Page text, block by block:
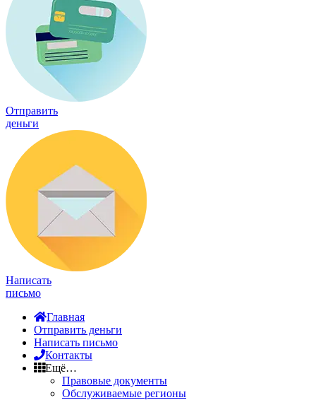
Отправить
деньги
Написать
письмо
Главная
Отправить деньги
Написать письмо
Контакты
Ещё…
Правовые документы
Обслуживаемые регионы